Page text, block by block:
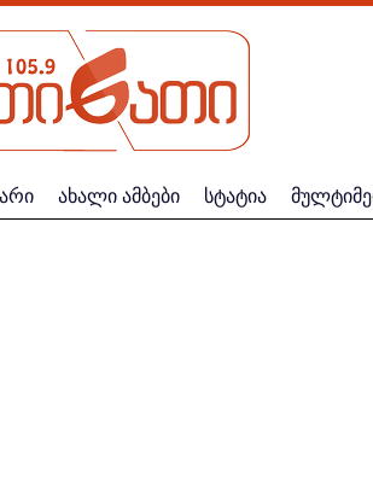
ახალი ამბები სტატია